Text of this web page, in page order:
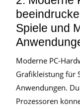
Spiele und
Moderne PC-
Grafikleistung für
Anwendungen.
Prozessoren